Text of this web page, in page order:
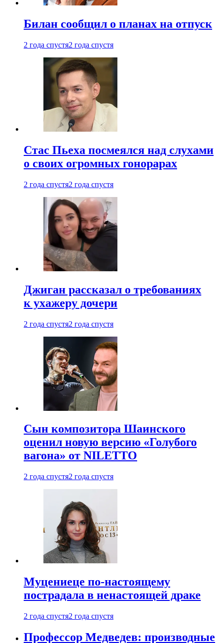
Билан сообщил о планах на отпуск
2 года спустя2 года спустя
Стас Пьеха посмеялся над слухами
о своих огромных гонорарах
2 года спустя2 года спустя
Джиган рассказал о требованиях
к ухажеру дочери
2 года спустя2 года спустя
Сын композитора Шаинского
оценил новую версию «Голубого
вагона» от NILETTO
2 года спустя2 года спустя
Муцениеце по-настоящему
пострадала в ненастоящей драке
2 года спустя2 года спустя
Профессор Медведев: производные